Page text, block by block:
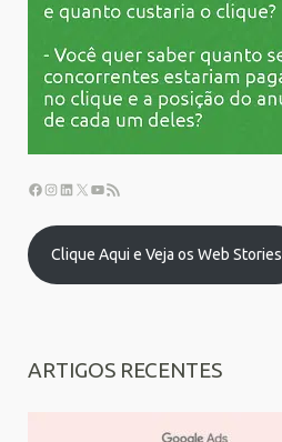
Clique Aqui e Veja os Web Stories
ARTIGOS RECENTES